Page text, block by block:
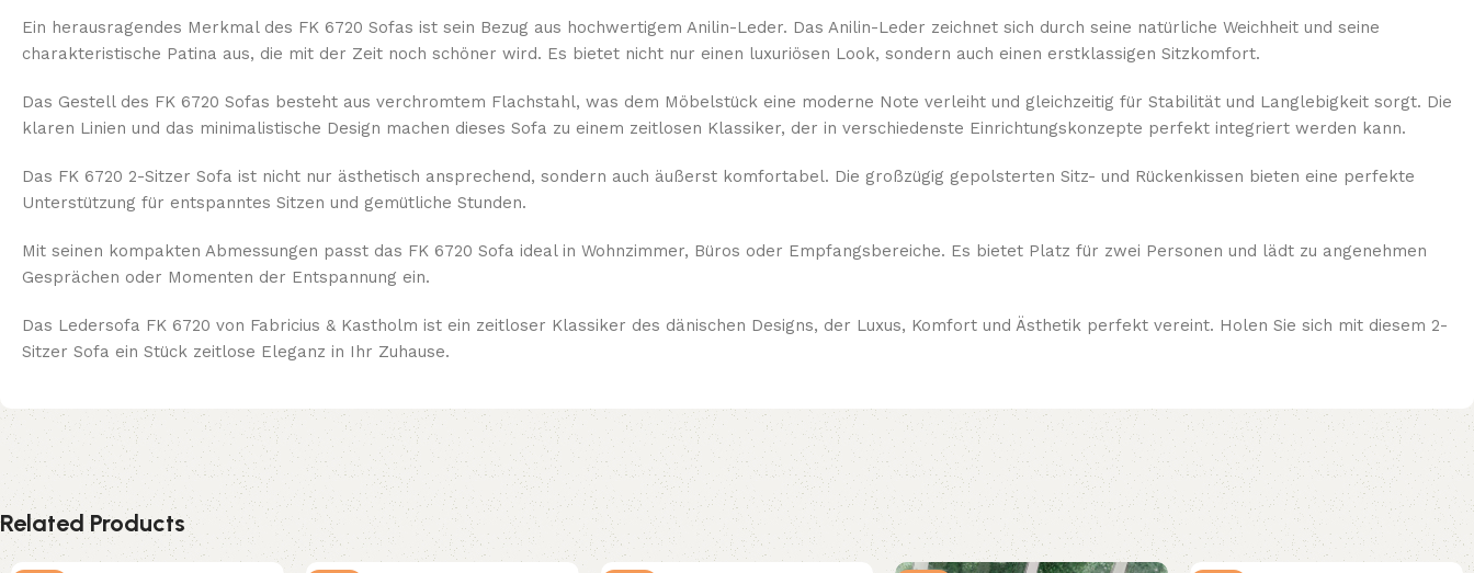
Ein herausragendes Merkmal des FK 6720 Sofas ist sein Bezug aus hochwertigem Anilin-Leder. Das Anilin-Leder zeichnet sich durch seine natürliche Weichheit und seine
charakteristische Patina aus, die mit der Zeit noch schöner wird. Es bietet nicht nur einen luxuriösen Look, sondern auch einen erstklassigen Sitzkomfort.
Das Gestell des FK 6720 Sofas besteht aus verchromtem Flachstahl, was dem Möbelstück eine moderne Note verleiht und gleichzeitig für Stabilität und Langlebigkeit sorgt. Die
klaren Linien und das minimalistische Design machen dieses Sofa zu einem zeitlosen Klassiker, der in verschiedenste Einrichtungskonzepte perfekt integriert werden kann.
Das FK 6720 2-Sitzer Sofa ist nicht nur ästhetisch ansprechend, sondern auch äußerst komfortabel. Die großzügig gepolsterten Sitz- und Rückenkissen bieten eine perfekte
Unterstützung für entspanntes Sitzen und gemütliche Stunden.
Mit seinen kompakten Abmessungen passt das FK 6720 Sofa ideal in Wohnzimmer, Büros oder Empfangsbereiche. Es bietet Platz für zwei Personen und lädt zu angenehmen
Gesprächen oder Momenten der Entspannung ein.
Das Ledersofa FK 6720 von Fabricius & Kastholm ist ein zeitloser Klassiker des dänischen Designs, der Luxus, Komfort und Ästhetik perfekt vereint. Holen Sie sich mit diesem 2-
Sitzer Sofa ein Stück zeitlose Eleganz in Ihr Zuhause.
Related Products